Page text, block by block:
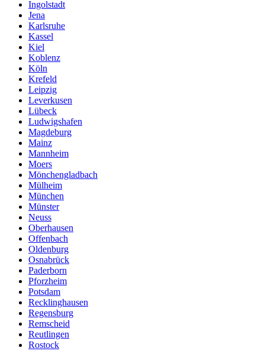
Ingolstadt
Jena
Karlsruhe
Kassel
Kiel
Koblenz
Köln
Krefeld
Leipzig
Leverkusen
Lübeck
Ludwigshafen
Magdeburg
Mainz
Mannheim
Moers
Mönchengladbach
Mülheim
München
Münster
Neuss
Oberhausen
Offenbach
Oldenburg
Osnabrück
Paderborn
Pforzheim
Potsdam
Recklinghausen
Regensburg
Remscheid
Reutlingen
Rostock